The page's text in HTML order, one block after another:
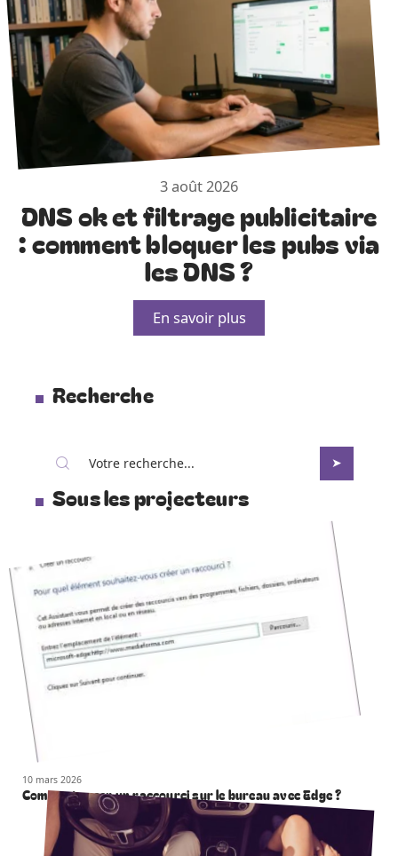
3 août 2026
DNS ok et filtrage publicitaire
: comment bloquer les pubs via
les DNS ?
En savoir plus
Recherche
Sous les projecteurs
10 mars 2026
Comment creer un raccourci sur le bureau avec Edge ?